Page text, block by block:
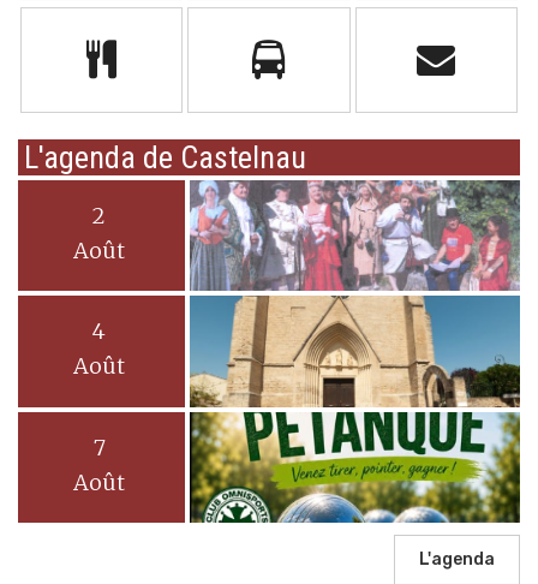
L'agenda de Castelnau
2
Août
4
Août
7
Août
L'agenda